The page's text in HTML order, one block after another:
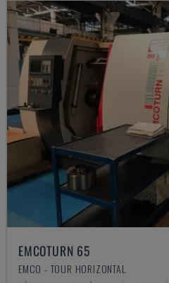
EMCOTURN 65
EMCO - TOUR HORIZONTAL